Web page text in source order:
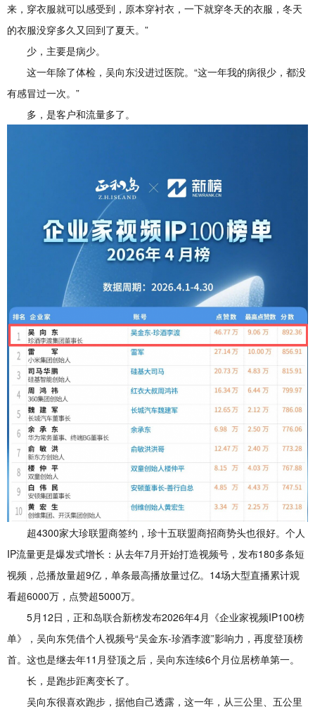
来，穿衣服就可以感受到，原本穿衬衣，一下就穿冬天的衣服，冬天
的衣服没穿多久又回到了夏天。”
少，主要是病少。
这一年除了体检，吴向东没进过医院。“这一年我的病很少，都没
有感冒过一次。”
多，是客户和流量多了。
超4300家大珍联盟商签约，珍十五联盟商招商势头也很好。个人
IP流量更是爆发式增长：从去年7月开始打造视频号，发布180多条短
视频，总播放量超9亿，单条最高播放量过亿。14场大型直播累计观
看超6000万，点赞超5000万。
5月12日，正和岛联合新榜发布2026年4月《企业家视频IP100榜
单》，吴向东凭借个人视频号“吴金东-珍酒李渡”影响力，再度登顶榜
首。这也是继去年11月登顶之后，吴向东连续6个月位居榜单第一。
长，是跑步距离变长了。
吴向东很喜欢跑步，据他自己透露，这一年，从三公里、五公里